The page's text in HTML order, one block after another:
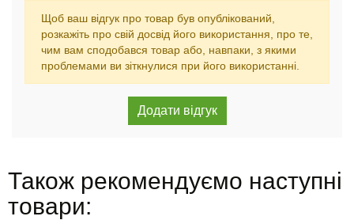
Щоб ваш відгук про товар був опублікований,
розкажіть про свій досвід його використання, про те,
чим вам сподобався товар або, навпаки, з якими
проблемами ви зіткнулися при його використанні.
Також рекомендуємо наступні
товари: